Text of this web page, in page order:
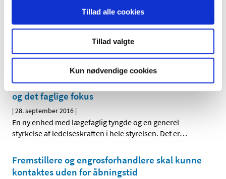
Tillad alle cookies
Tillad valgte
Kun nødvendige cookies
Opium ”NMI”® får ikke generelt eller generelt
Lægemiddelstyrelsen har besluttet, at Opium ”NMI”® ikke
skal have generelt eller generelt klausuleret tilskud.…
Lægemiddelstyrelsen styrker ledelseskraften
og det faglige fokus
| 28. september 2016 |
En ny enhed med lægefaglig tyngde og en generel
styrkelse af ledelseskraften i hele styrelsen. Det er…
Fremstillere og engrosforhandlere skal kunne
kontaktes uden for åbningstid